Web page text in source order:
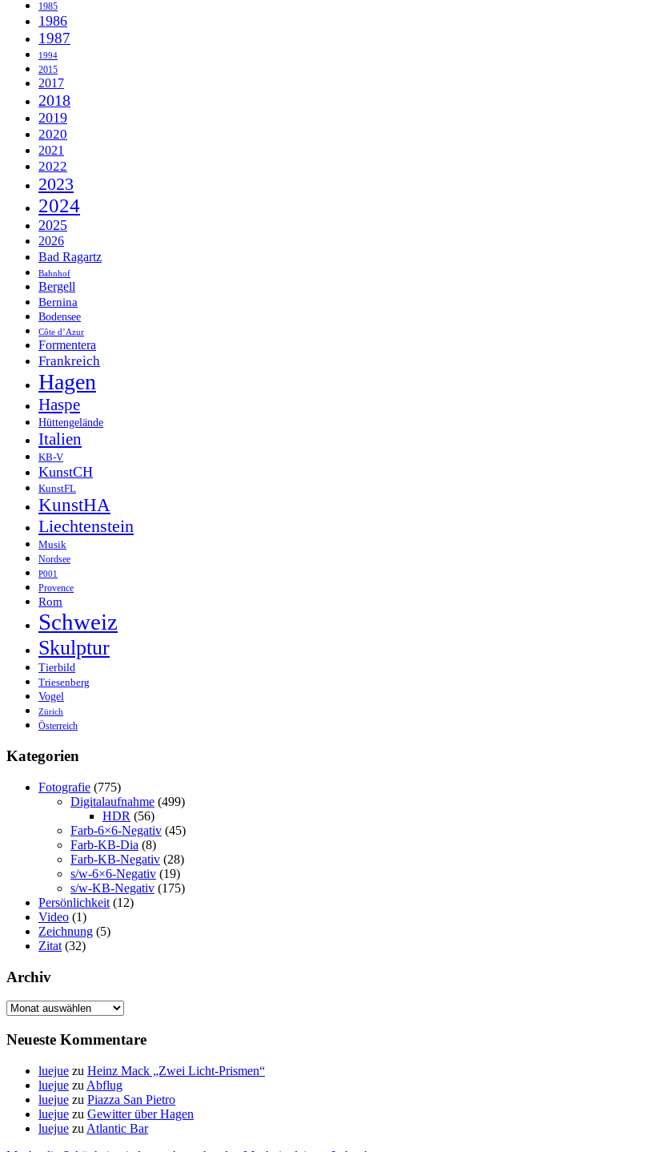
1985
1986
1987
1994
2015
2017
2018
2019
2020
2021
2022
2023
2024
2025
2026
Bad Ragartz
Bahnhof
Bergell
Bernina
Bodensee
Côte d’Azur
Formentera
Frankreich
Hagen
Haspe
Hüttengelände
Italien
KB-V
KunstCH
KunstFL
KunstHA
Liechtenstein
Musik
Nordsee
P001
Provence
Rom
Schweiz
Skulptur
Tierbild
Triesenberg
Vogel
Zürich
Österreich
Kategorien
Fotografie (775)
Digitalaufnahme (499)
HDR (56)
Farb-6×6-Negativ (45)
Farb-KB-Dia (8)
Farb-KB-Negativ (28)
s/w-6×6-Negativ (19)
s/w-KB-Negativ (175)
Persönlichkeit (12)
Video (1)
Zeichnung (5)
Zitat (32)
Archiv
Archiv
Neueste Kommentare
luejue zu Heinz Mack „Zwei Licht-Prismen“
luejue zu Abflug
luejue zu Piazza San Pietro
luejue zu Gewitter über Hagen
luejue zu Atlantic Bar